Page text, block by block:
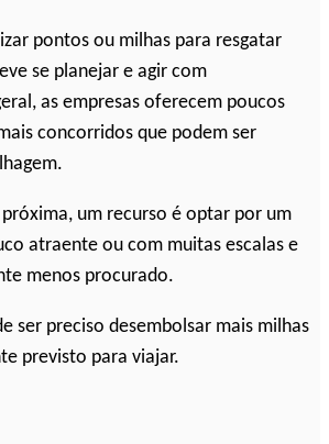
pontos ou milhas para resgatar
se planejar e agir com
as empresas oferecem poucos
concorridos que podem ser
próxima, um recurso é optar por um
atraente ou com muitas escalas e
menos procurado.
ser preciso desembolsar mais milhas
previsto para viajar.